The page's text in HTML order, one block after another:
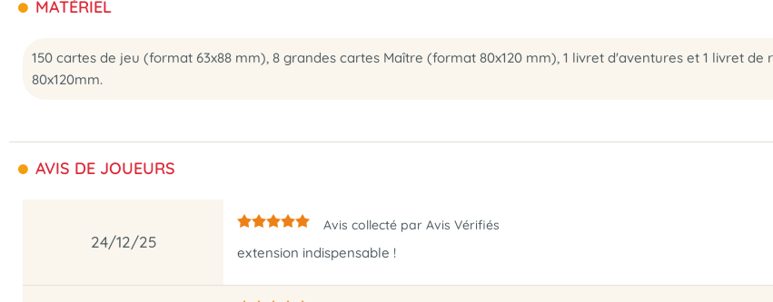
MATÉRIEL
150 cartes de jeu (format 63x88 mm), 8 grandes cartes Maître (format 80x120 mm), 1 livret d'aventures et 1 livret
80x120mm.
AVIS DE JOUEURS
24/12/25
Avis collecté par Avis Vérifiés
extension indispensable !